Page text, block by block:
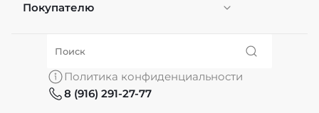
Персонификация
Покупателю
О нас
Политика конфиденциальности
8 (916) 291-27-77